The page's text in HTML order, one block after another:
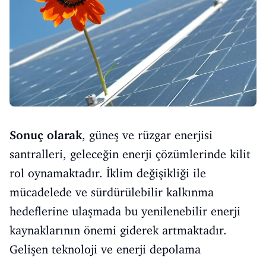
Sonuç olarak, güneş ve rüzgar enerjisi
santralleri, geleceğin enerji çözümlerinde kilit
rol oynamaktadır. İklim değişikliği ile
mücadelede ve sürdürülebilir kalkınma
hedeflerine ulaşmada bu yenilenebilir enerji
kaynaklarının önemi giderek artmaktadır.
Gelişen teknoloji ve enerji depolama